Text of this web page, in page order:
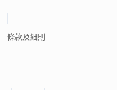
條款及細則